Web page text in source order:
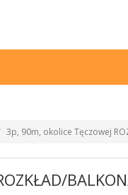
3p, 90m, okolice Tęczowej